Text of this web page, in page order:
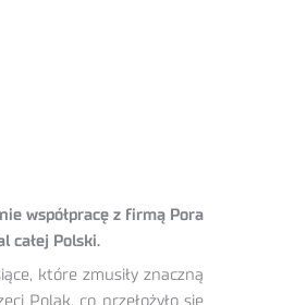
współpracę z firmą Pora
całej Polski.
które zmusiły znaczną
Polak, co przełożyło się